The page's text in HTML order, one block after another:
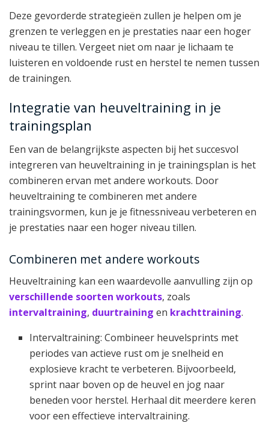
Deze gevorderde strategieën zullen je helpen om je
grenzen te verleggen en je prestaties naar een hoger
niveau te tillen. Vergeet niet om naar je lichaam te
luisteren en voldoende rust en herstel te nemen tussen
de trainingen.
Integratie van heuveltraining in je
trainingsplan
Een van de belangrijkste aspecten bij het succesvol
integreren van heuveltraining in je trainingsplan is het
combineren ervan met andere workouts. Door
heuveltraining te combineren met andere
trainingsvormen, kun je je fitnessniveau verbeteren en
je prestaties naar een hoger niveau tillen.
Combineren met andere workouts
Heuveltraining kan een waardevolle aanvulling zijn op
verschillende soorten workouts, zoals
intervaltraining, duurtraining en krachttraining.
Intervaltraining: Combineer heuvelsprints met
periodes van actieve rust om je snelheid en
explosieve kracht te verbeteren. Bijvoorbeeld,
sprint naar boven op de heuvel en jog naar
beneden voor herstel. Herhaal dit meerdere keren
voor een effectieve intervaltraining.